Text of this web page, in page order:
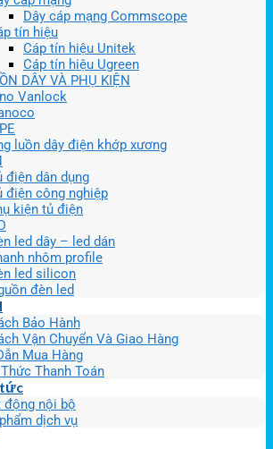
Dây cáp mạng Commscope
tín hiệu
Cáp tín hiệu Unitek
Cáp tín hiệu Ugreen
DÂY VÀ PHỤ KIỆN
Vanlock
luồn dây điện khớp xương
điện dân dụng
điện công nghiệp
kiện tủ điện
led dây – led dán
nhôm profile
led silicon
đèn led
Bảo Hành
Vận Chuyển Và Giao Hàng
Mua Hàng
Thanh Toán
tức
động nội bộ
dịch vụ